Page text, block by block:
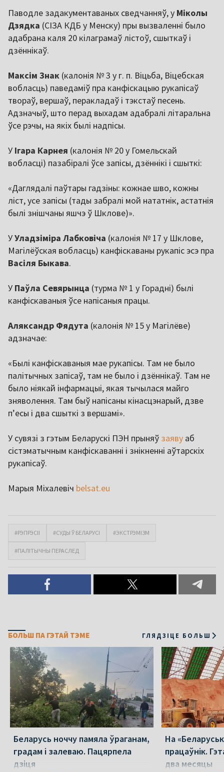
Паводле задакументаваных сведчанняў, у Міколы
Дзядка (СІЗА КДБ у Менску) пры вызваленні было
адабрана каля 20 кілаграмаў лістоў, сшыткаў і
дзённікаў.
Максім Знак (калонія № 3 у г. п. Віцьба, Віцебская
вобласць) паведаміў пра канфіскацыю рукапісаў
твораў, вершаў, перакладаў і тэкстаў песень.
Адзначыў, што перад выхадам адабралі літаральна
ўсе рэчы, на якіх былі надпісы.
У Ігара Карнея (калонія № 20 у Гомельскай
вобласці) пазабіралі ўсе запісы, дзённікі і сшыткі:
«Даглядалі паўтары гадзіны: кожнае шво, кожны
ліст, усе запісы (тады забралі мой нататнік, астатнія
былі знішчаны яшчэ ў Шклове)».
УУладзіміра Лабковіча (калонія № 17 у Шклове,
Магілёўская вобласць) канфіскаваны рукапіс эсэ пра
Васіля Быкава.
У Паўла Севярынца (турма № 1 у Горадні) былі
канфіскаваныя ўсе напісаныя працы.
Аляксандр Фядута (калонія № 15 у Магілёве)
адзначае:
«Былі канфіскаваныя мае рукапісы. Там не было
палітычных запісаў, там не было і дзённікаў. Там не
было ніякай інфармацыі, якая тычылася майго
зняволення. Там быў напісаны кінасцэнарый, дзве
п’есы і два сшыткі з вершамі».
У сувязі з гэтым Беларускі ПЭН прыняў заяву аб
сістэматычным канфіскаванні і знікненні аўтарскіх
рукапісаў.
Марыя Міхалевіч belsat.eu
#РЭПРЭСІІ #СУДЫ Ў БЕЛАРУСІ #ЭКСТРЭМІЗМ
#ПАЛІТЫЧНЫ ПЕРАСЛЕД
БОЛЬШ ПА ГЭТАЙ ТЭМЕ ГЛЯДЗІЦЕ БОЛЬШ
Беларусь ноччу памяла ўраганам,
градам і залеваю. Пацярпела
дзіця
На
працаўнік.
два месяцы